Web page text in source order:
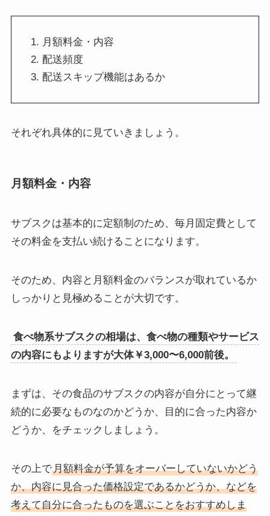
月額料金・内容
配送頻度
配送スキップ機能はあるか
それぞれ具体的に見ていきましょう。
月額料金・内容
サブスクは基本的に定額制のため、毎月固定費として
その料金を支払い続けることになります。
そのため、内容と月額料金のバランスが取れているか
しっかりと見極めることが大切です。
食べ物系サブスクの相場は、食べ物の種類やサービス
の内容にもよりますが大体￥3,000〜6,000前後。
まずは、その食品のサブスクの内容が自分にとって継
続的に必要なものなのかどうか、目的に合った内容か
どうか、をチェックしましょう。
その上で月額料金が予算をオーバーしていないかどう
か、内容に見合った価格設定であるかどうか、などを
考えて自分に合ったものを選ぶことをおすすめしま